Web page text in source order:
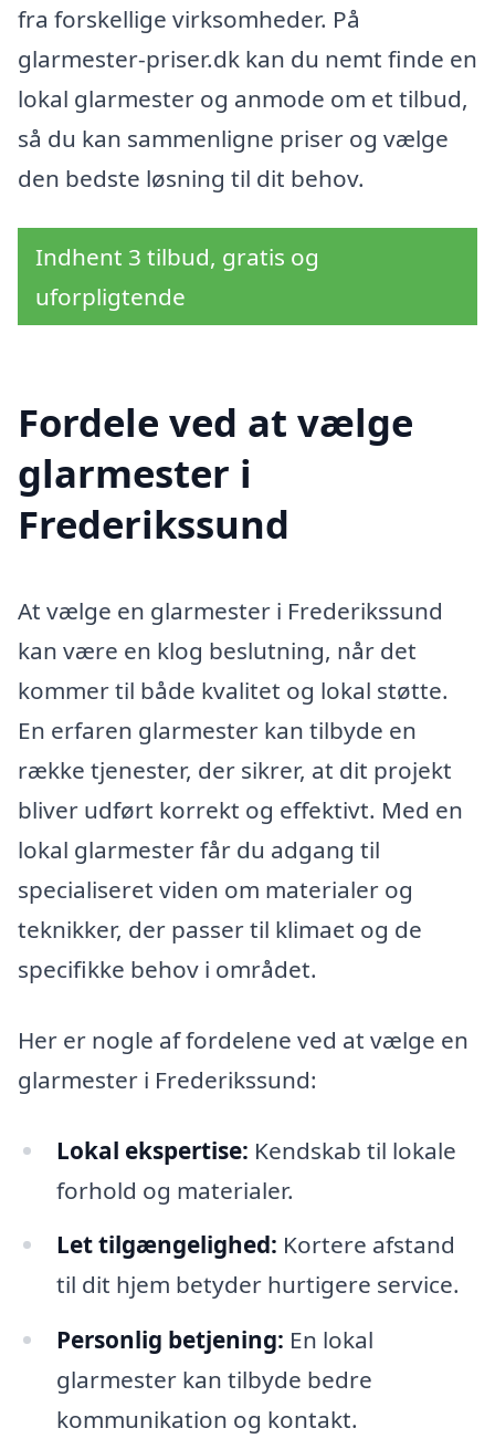
fra forskellige virksomheder. På
glarmester-priser.dk kan du nemt finde en
lokal glarmester og anmode om et tilbud,
så du kan sammenligne priser og vælge
den bedste løsning til dit behov.
Indhent 3 tilbud, gratis og
uforpligtende
Fordele ved at vælge
glarmester i
Frederikssund
At vælge en glarmester i Frederikssund
kan være en klog beslutning, når det
kommer til både kvalitet og lokal støtte.
En erfaren glarmester kan tilbyde en
række tjenester, der sikrer, at dit projekt
bliver udført korrekt og effektivt. Med en
lokal glarmester får du adgang til
specialiseret viden om materialer og
teknikker, der passer til klimaet og de
specifikke behov i området.
Her er nogle af fordelene ved at vælge en
glarmester i Frederikssund:
Lokal ekspertise: Kendskab til lokale
forhold og materialer.
Let tilgængelighed: Kortere afstand
til dit hjem betyder hurtigere service.
Personlig betjening: En lokal
glarmester kan tilbyde bedre
kommunikation og kontakt.